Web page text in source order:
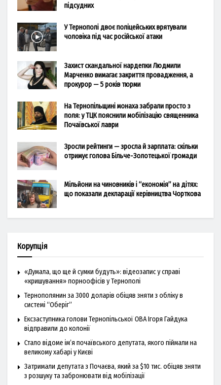
підсудних
У Тернополі двоє поліцейських врятували
чоловіка під час російської атаки
Захист скандальної нардепки Людмили
Марченко вимагає закриття провадження, а
прокурор — 5 років тюрми
На Тернопільщині монаха забрали просто з
поля: у ТЦК пояснили мобілізацію священника
Почаївської лаври
Зросли рейтинги — зросла й зарплата: скільки
отримує голова Більче-Золотецької громади
Мільйони на чиновників і “економія” на дітях:
що показали декларації керівництва Чорткова
Корупція
«Думала, що ще й сумки будуть»: відеозапис у справі
«кришування» порноофісів у Тернополі
Тернополянин за 3000 доларів обіцяв зняти з обліку в
системі “Оберіг”
Ексзаступника голови Тернопільської ОВА Ігоря Гайдука
відправили до колонії
Стало відоме ім’я почаївського депутата, якого піймали на
великому хабарі у Києві
Затримали депутата з Почаєва, який за $10 тис. обіцяв зняти
з розшуку та забронювати від мобілізації